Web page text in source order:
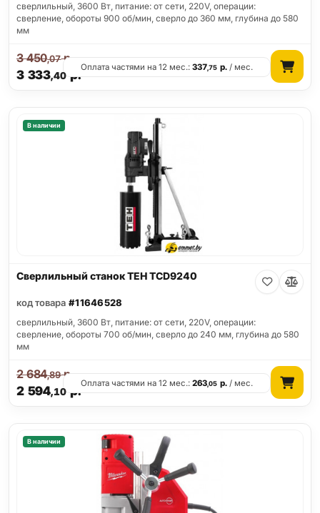
сверлильный, 3600 Вт, питание: от сети, 220V, операции:
сверление, обороты 900 об/мин, сверло до 360 мм, глубина до 580
мм
3 333,40 р.
3 450,07р.
Оплата частями на 12 мес.:337,75 р./ мес.
В наличии
Сверлильный станок TEH TCD9240
код товара #11646528
сверлильный, 3600 Вт, питание: от сети, 220V, операции:
сверление, обороты 700 об/мин, сверло до 240 мм, глубина до 580
мм
2 594,10 р.
2 684,89р.
Оплата частями на 12 мес.:263,05 р./ мес.
В наличии